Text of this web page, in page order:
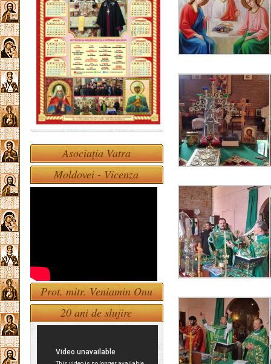
Asociația Vatra
Moldovei - Vicenza
Prot. mitr. Veniamin Onu
20 ani de slujire